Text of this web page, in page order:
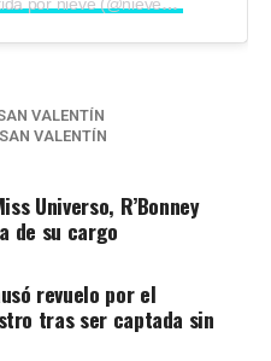
VALENTÍN
VALENTÍN
Universo, R’Bonney
de su cargo
revuelo por el
tras ser captada sin